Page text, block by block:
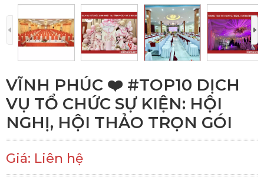
VĨNH PHÚC ❤️️ #TOP10 DỊCH
VỤ TỔ CHỨC SỰ KIỆN: HỘI
NGHỊ, HỘI THẢO TRỌN GÓI
Giá: Liên hệ